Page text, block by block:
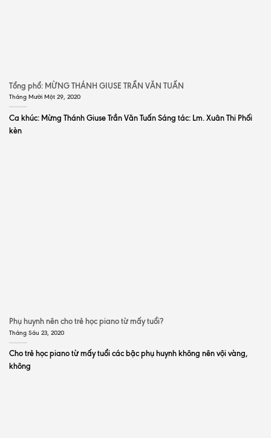
Tổng phổ: MỪNG THÁNH GIUSE TRẦN VĂN TUẤN
Tháng Mười Một 29, 2020
Ca khúc: Mừng Thánh Giuse Trần Văn Tuấn Sáng tác: Lm. Xuân Thi Phối
kèn
Phụ huynh nên cho trẻ học piano từ mấy tuổi?
Tháng Sáu 23, 2020
Cho trẻ học piano từ mấy tuổi các bậc phụ huynh không nên vội vàng,
không